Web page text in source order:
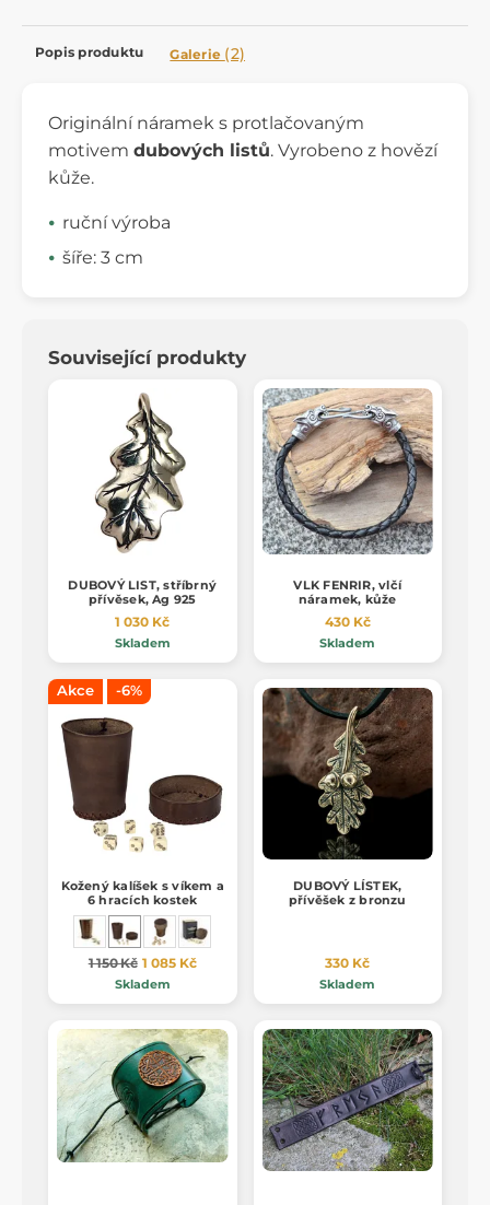
Popis produktu Galerie (2)
Originální náramek s protlačovaným
motivem dubových listů. Vyrobeno z hovězí
kůže.
ruční výroba
šíře: 3 cm
Související produkty
DUBOVÝ LIST, stříbrný
přívěsek, Ag 925
1 030 Kč
Skladem
VLK FENRIR, vlčí
náramek, kůže
430 Kč
Skladem
Akce -6%
Kožený kalíšek s víkem a
6 hracích kostek
1 150 Kč 1 085 Kč
Skladem
DUBOVÝ LÍSTEK,
přívěšek z bronzu
330 Kč
Skladem